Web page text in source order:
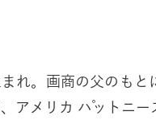
れ。画商の父のも
アメリカ パットニ